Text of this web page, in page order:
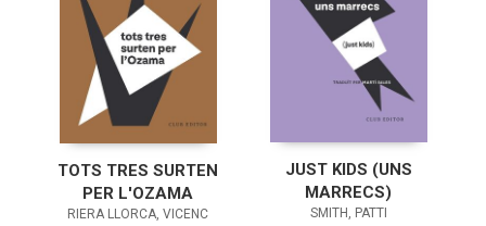
TOTS TRES SURTEN
PER L'OZAMA
RIERA LLORCA, VICENC
JUST KIDS (UNS
MARRECS)
SMITH, PATTI